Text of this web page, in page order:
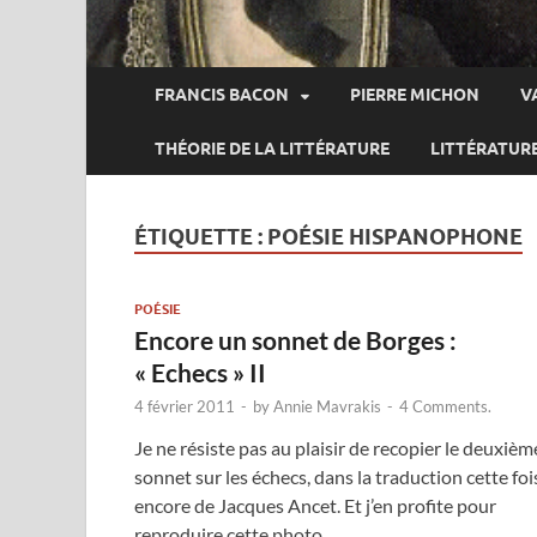
FRANCIS BACON PIERRE MICHON
THÉORIE DE LA LITTÉRATURE
ÉTIQUETTE : POÉSIE HISPANOPHONE
POÉSIE
Encore un sonnet de Borges :
« Echecs » II
4 février 2011 - byAnnie Mavrakis - 4 Comments.
Je ne résiste pas au plaisir de recopier le
sonnet sur les échecs, dans la traduction cette
encore de Jacques Ancet. Et j’en profite pour